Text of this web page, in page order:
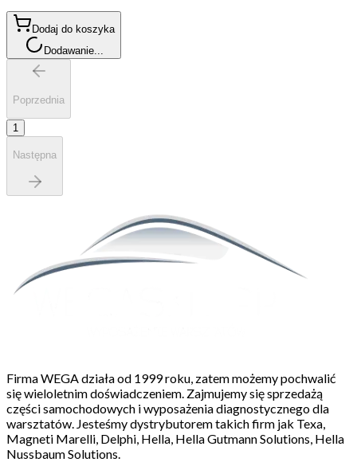
Dodaj do koszyka
Dodawanie...
Poprzednia
1
Następna
Firma WEGA działa od 1999 roku, zatem możemy pochwalić
się wieloletnim doświadczeniem. Zajmujemy się sprzedażą
części samochodowych i wyposażenia diagnostycznego dla
warsztatów. Jesteśmy dystrybutorem takich firm jak Texa,
Magneti Marelli, Delphi, Hella, Hella Gutmann Solutions, Hella
Nussbaum Solutions.